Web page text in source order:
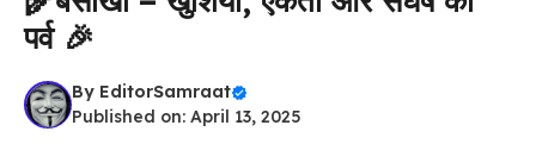
पर्व 🎉
By EditorSamraat
Published on: April 13, 2025